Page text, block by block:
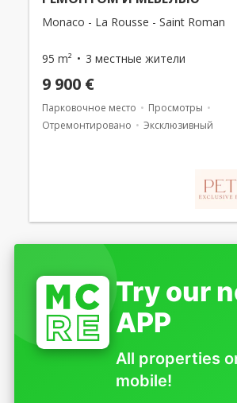
Monaco - La Rousse - Saint Roman
95 m² 3 местные жители
9 900 €
Парковочное место
Просмотры
Отремонтировано
Эксклюзивный
Try our
APP
All properties
mobile!